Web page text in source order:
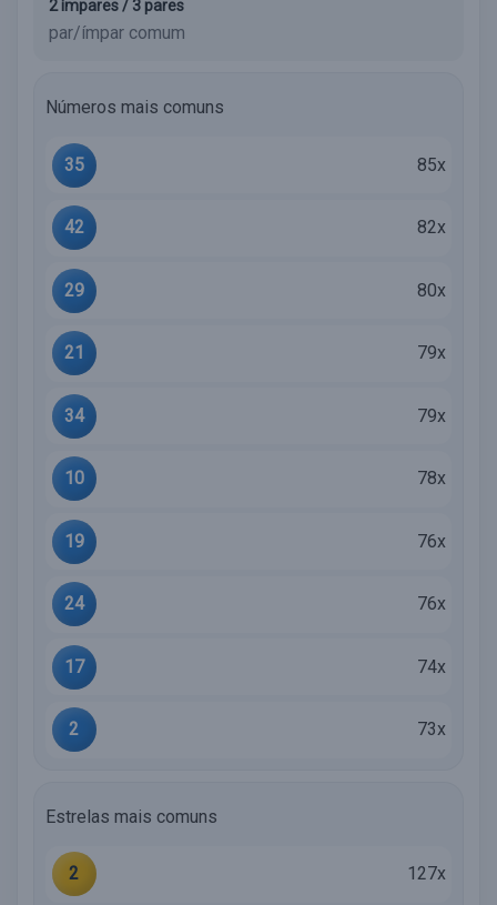
2 ímpares / 3 pares
par/ímpar comum
Números mais comuns
35 85x
42 82x
29 80x
21 79x
34 79x
10 78x
19 76x
24 76x
17 74x
2 73x
Estrelas mais comuns
2 127x